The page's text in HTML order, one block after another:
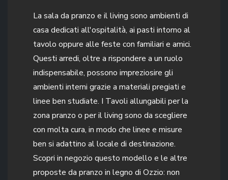
La sala da pranzo e il living sono ambienti di
casa dedicati all'ospitalità, ai pasti intorno al
tavolo oppure alle feste con familiari e amici.
Questi arredi, oltre a rispondere a un ruolo
indispensabile, possono impreziosire gli
ambienti interni grazie a materiali pregiati e
linee ben studiate. I Tavoli allungabili per la
zona pranzo o per il living sono da scegliere
con molta cura, in modo che linee e misure
ben si adattino al locale di destinazione.
Scopri in negozio questo modello e le altre
proposte da pranzo in legno di Ozzio: non